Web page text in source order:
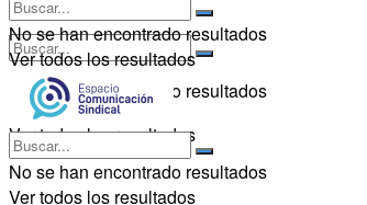
No se han encontrado resultados
Ver todos los resultados
No se han encontrado resultados
Ver todos los resultados
No se han encontrado resultados
Ver todos los resultados